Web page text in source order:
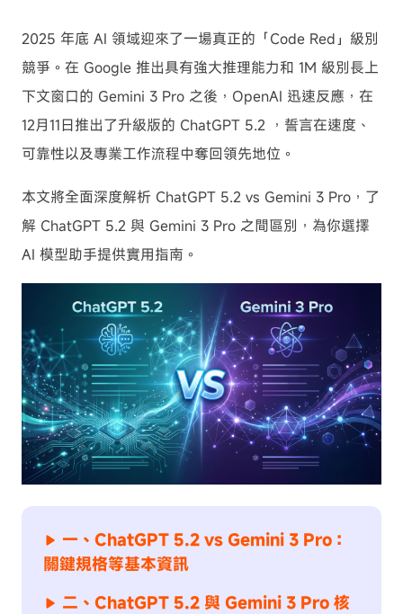
2025 年底 AI 領域迎來了一場真正的「Code Red」級別
競爭。在 Google 推出具有強大推理能力和 1M 級別長上
下文窗口的 Gemini 3 Pro 之後，OpenAI 迅速反應，在
12月11日推出了升級版的 ChatGPT 5.2 ，誓言在速度、
可靠性以及專業工作流程中奪回領先地位。
本文將全面深度解析 ChatGPT 5.2 vs Gemini 3 Pro，了
解 ChatGPT 5.2 與 Gemini 3 Pro 之間區別，為你選擇
AI 模型助手提供實用指南。
一、ChatGPT 5.2 vs Gemini 3 Pro：
關鍵規格等基本資訊
二、ChatGPT 5.2 與 Gemini 3 Pro 核